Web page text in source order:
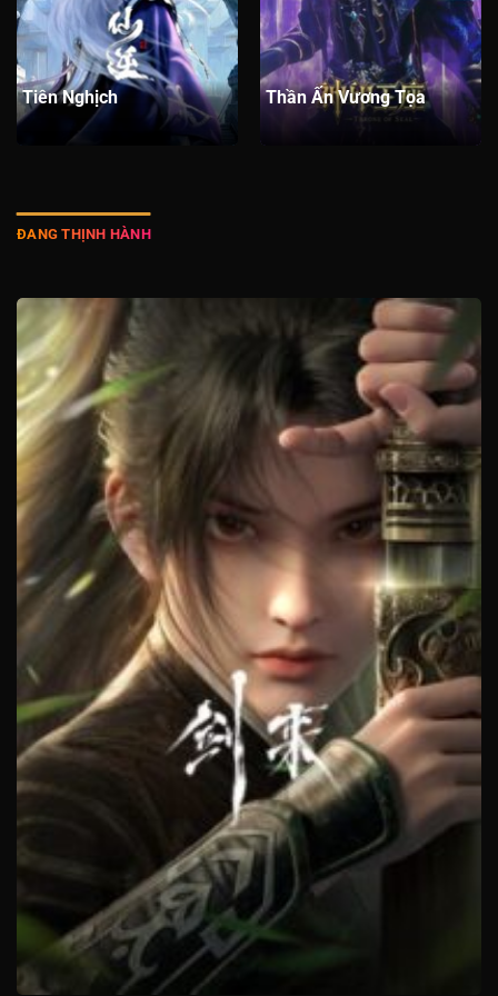
Tập 330 Tập 329 Tập 328 Tập 327 Tập 326
Tập 325 Tập 324 Tập 323 Tập 322 Tập 321
Tập 320 Tập 319 Tập 318 Tập 316
Tập 310 Tập 309
Tập 300 Tập 296
Tập 295 Tập 292 Tập 291
Tập 290 Tập 289 Tập 287 Tập 286
Tập 285 Tập 284 Tập 282 Tập 281
Tập 276
Tập 274 Tập 273 Tập 272 Tập 271
Tập 270 Tập 269 Tập 267 Tập 266
Tập 264 Tập 263 Tập 261
Tập 259 Tập 258 Tập 256
Tập 255 Tập 253 Tập 252 Tập 251
Tập 249 Tập 248 Tập 247 Tập 246
Tập 243 Tập 242 Tập 241
Tập 239 Tập 238 Tập 237 Tập 236
Tập 234 Tập 233
Tập 230 Tập 229 Tập 228
Tiên Nghịch Thần Ấn Vương Tọa
ĐANG THỊNH HÀNH